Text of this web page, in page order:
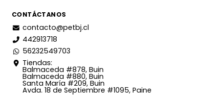
CONTÁCTANOS
contacto@petbj.cl
442913718
56232549703
Tiendas:
Balmaceda #878, Buin
Balmaceda #880, Buin
Santa María #209, Buin
Avda. 18 de Septiembre #1095, Paine